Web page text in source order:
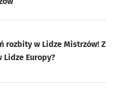
rozbity w Lidze Mistrzów! Z
Lidze Europy?